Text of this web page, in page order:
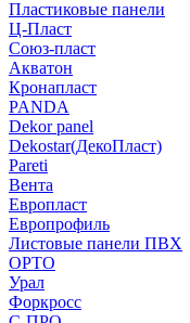
Пластиковые панели
Ц-Пласт
Союз-пласт
Акватон
Кронапласт
PANDA
Dekor panel
Dekostar(ДекоПласт)
Pareti
Вента
Европласт
Европрофиль
Листовые панели ПВХ
ОРТО
Урал
Форкросс